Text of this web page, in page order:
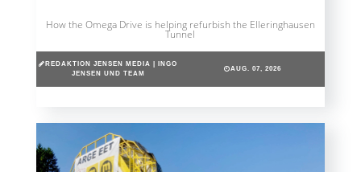
How the Omega Drive is helping refurbish the Elleringhausen
Tunnel
REDAKTION JENSEN MEDIA | INGO
JENSEN UND TEAM
AUG. 07, 2026